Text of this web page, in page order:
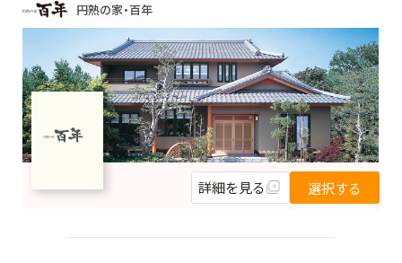
円熟の家・百年
詳細を見る 選択する